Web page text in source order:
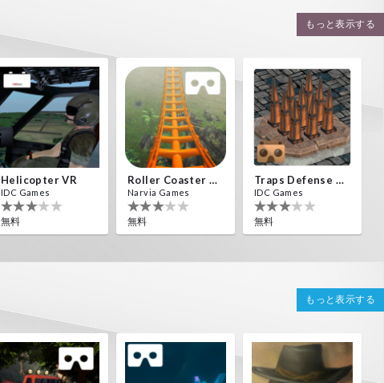
もっと表示する
Helicopter VR
IDC Games
無料
Roller Coaster VR
Narvia Games
無料
Traps Defense VR
IDC Games
無料
もっと表示する